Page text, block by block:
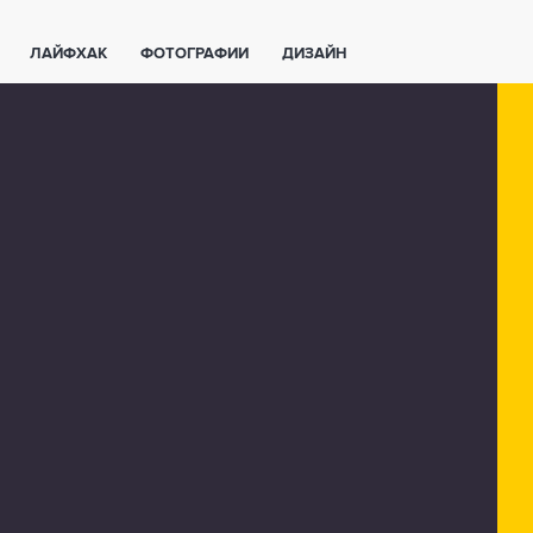
ЛАЙФХАК ФОТОГРАФИИ ДИЗАЙН